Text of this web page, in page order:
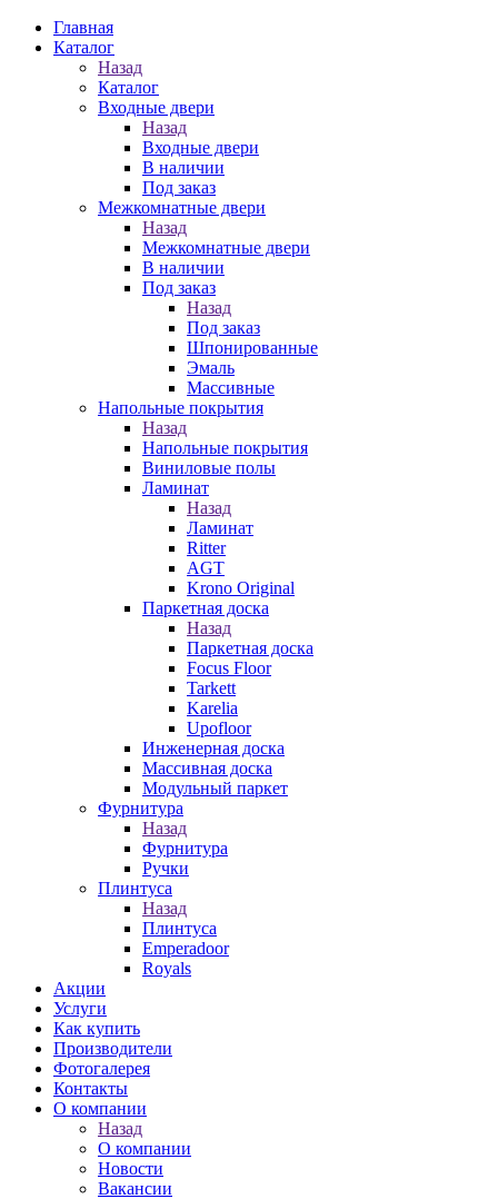
Главная
Каталог
Назад
Каталог
Входные двери
Назад
Входные двери
В наличии
Под заказ
Межкомнатные двери
Назад
Межкомнатные двери
В наличии
Под заказ
Назад
Под заказ
Шпонированные
Эмаль
Массивные
Напольные покрытия
Назад
Напольные покрытия
Виниловые полы
Ламинат
Назад
Ламинат
Ritter
AGT
Krono Original
Паркетная доска
Назад
Паркетная доска
Focus Floor
Tarkett
Karelia
Upofloor
Инженерная доска
Массивная доска
Модульный паркет
Фурнитура
Назад
Фурнитура
Ручки
Плинтуса
Назад
Плинтуса
Emperadoor
Royals
Акции
Услуги
Как купить
Производители
Фотогалерея
Контакты
О компании
Назад
О компании
Новости
Вакансии